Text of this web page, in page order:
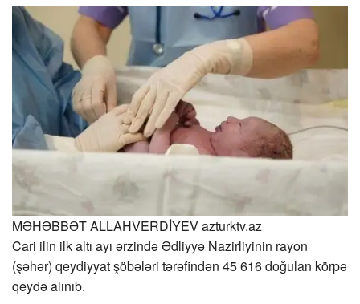
MƏHƏBBƏT ALLAHVERDİYEVazturktv.az
Cari ilin ilk altı ayı ərzində Ədliyyə Nazirliyinin rayon
(şəhər) qeydiyyat şöbələri tərəfindən 45 616 doğulan körpə
qeydə alınıb.